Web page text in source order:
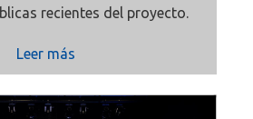
recientes del proyecto.
Leer más